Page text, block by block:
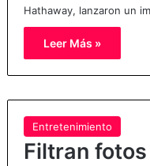
Hathaway, lanzaron un
Leer Más »
Entretenimiento
Filtran